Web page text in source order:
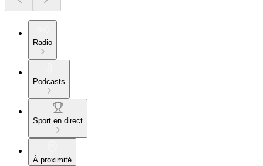
Radio
Podcasts
Sport en direct
À proximité